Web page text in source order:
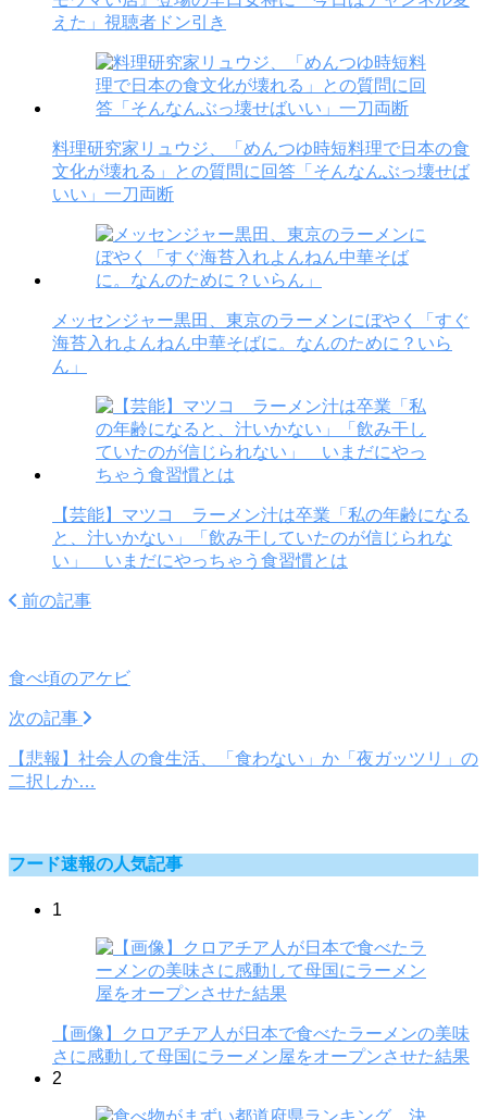
えた」視聴者ドン引き
料理研究家リュウジ、「めんつゆ時短料理で日本の食
文化が壊れる」との質問に回答「そんなんぶっ壊せば
いい」一刀両断
メッセンジャー黒田、東京のラーメンにぼやく「すぐ
海苔入れよんねん中華そばに。なんのために？いら
ん」
【芸能】マツコ ラーメン汁は卒業「私の年齢になる
と、汁いかない」「飲み干していたのが信じられな
い」 いまだにやっちゃう食習慣とは
前の記事
食べ頃のアケビ
次の記事
【悲報】社会人の食生活、「食わない」か「夜ガッツリ」の
二択しか…
フード速報の人気記事
1
【画像】クロアチア人が日本で食べたラーメンの美味
さに感動して母国にラーメン屋をオープンさせた結果
2